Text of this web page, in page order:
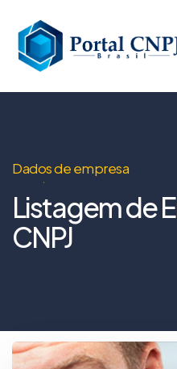
Dados de empresa
Listagem de
CNPJ